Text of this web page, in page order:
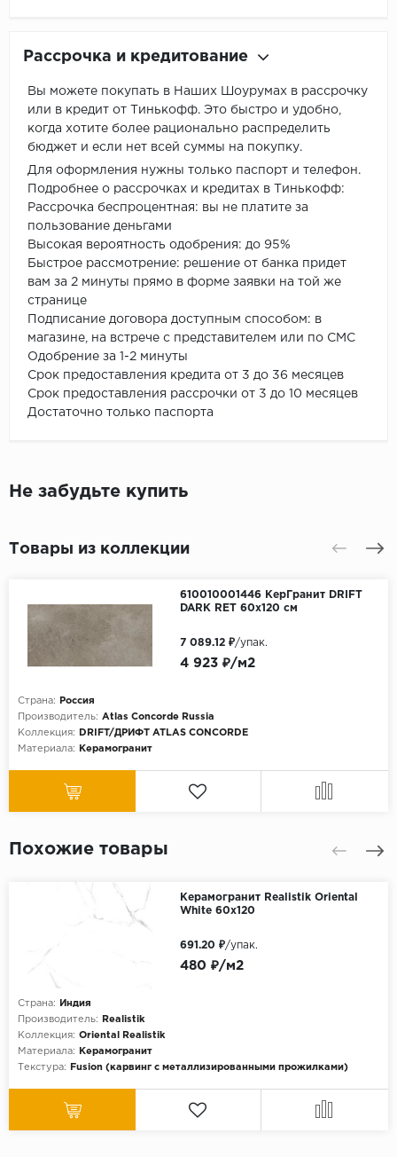
Рассрочка и кредитование
Вы можете покупать в Наших Шоурумах в рассрочку
или в кредит от Тинькофф. Это быстро и удобно,
когда хотите более рационально распределить
бюджет и если нет всей суммы на покупку.
Для оформления нужны только паспорт и телефон.
Подробнее о рассрочках и кредитах в Тинькофф:
Рассрочка беспроцентная: вы не платите за
пользование деньгами
Высокая вероятность одобрения: до 95%
Быстрое рассмотрение: решение от банка придет
вам за 2 минуты прямо в форме заявки на той же
странице
Подписание договора доступным способом: в
магазине, на встрече с представителем или по СМС
Одобрение за 1-2 минуты
Срок предоставления кредита от 3 до 36 месяцев
Срок предоставления рассрочки от 3 до 10 месяцев
Достаточно только паспорта
Не забудьте купить
Товары из коллекции
610010001446 КерГранит DRIFT
DARK RET 60x120 см
Страна:
Россия
Производитель: Atlas Concorde Russia
Коллекция:
DRIFT/ДРИФТ ATLAS CONCORDE
Материала:
Керамогранит
4 923 ₽/м2
7 089.12 ₽/упак.
Похожие товары
Керамогранит Realistik Oriental
White 60х120
Страна:
Индия
Производитель:
Realistik
Коллекция: Oriental Realistik
Материала:
Керамогранит
Текстура:
Fusion (карвинг с металлизированными прожилками)
480 ₽/м2
691.20 ₽/упак.